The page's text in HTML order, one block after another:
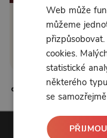
Web může
můžeme
cookies.
statistické
některého
se